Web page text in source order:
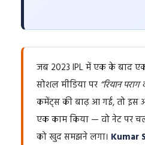
जब 2023 IPL में एक के बाद
सोशल मीडिया पर “रियान
कमेंट्स की बाढ़ आ गई, तो
एक काम किया — वो नेट पर
को खुद समझने लगा। Kumar